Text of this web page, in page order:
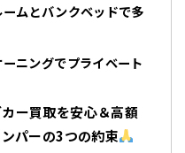
ムとバンクベッドで多
ニングでプライベート
ー買取を安心＆高額
パーの3つの約束